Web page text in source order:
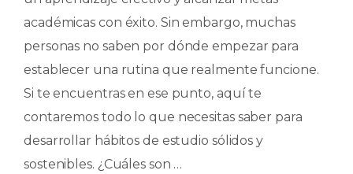
académicas con éxito. Sin embargo, muchas
personas no saben por dónde empezar para
establecer una rutina que realmente funcione.
Si te encuentras en ese punto, aquí te
contaremos todo lo que necesitas saber para
desarrollar hábitos de estudio sólidos y
sostenibles. ¿Cuáles son …